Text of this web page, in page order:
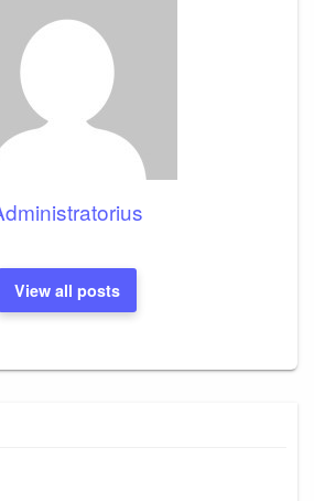
View all posts